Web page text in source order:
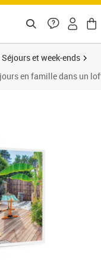
Séjours et week-ends
en famille dans un